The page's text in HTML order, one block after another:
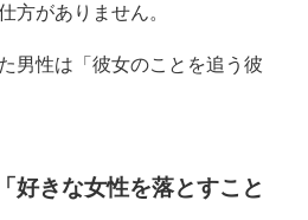
方がありません。
男性は「彼女のことを追う彼
好きな女性を落とすこと